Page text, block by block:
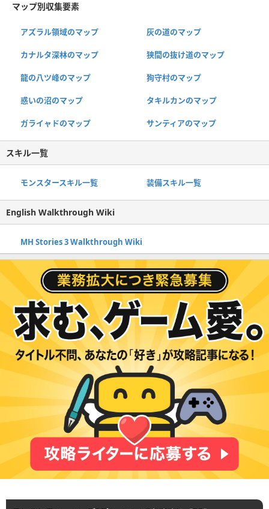
マップ別収集要素
アズラル領域のマップ 灰の道のマップ
カナルタ深林のマップ 狭間の抜け道のマップ
龍の八ツ峰のマップ 狗守村のマップ
惑いの沼のマップ タキルカンのマップ
ガライャドのマップ サンティアのマップ
スキル一覧
モンスタースキル一覧 装備スキル一覧
English Walkthrough Wiki
MH Stories 3 Walkthrough Wiki